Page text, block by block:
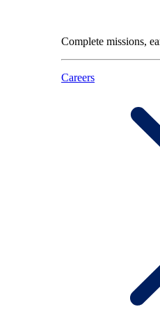
Complete missions,
Careers